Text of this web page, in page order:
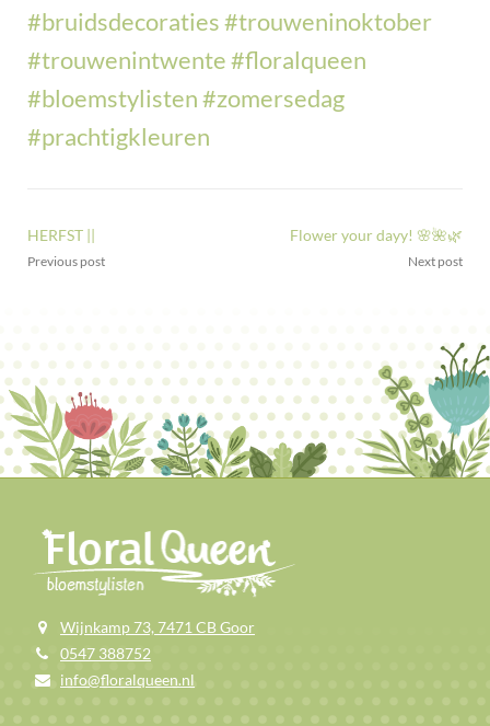
#bruidsdecoraties#trouweninoktober
#trouwenintwente#floralqueen
#bloemstylisten#zomersedag
#prachtigkleuren
HERFST ||
Previous post
Flower your dayy! 🌸🌺🌿
Next post
Wijnkamp 73, 7471 CB Goor
0547 388752
info@floralqueen.nl